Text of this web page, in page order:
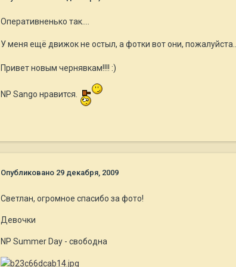
Оперативненько так....
У меня ещё движок не остыл, а фотки вот они, пожалуйста...
Привет новым чернявкам!!!! :)
NP Sango нравится.
Опубликовано 29 декабря, 2009
Светлан, огромное спасибо за фото!
Девочки
NP Summer Day - свободна